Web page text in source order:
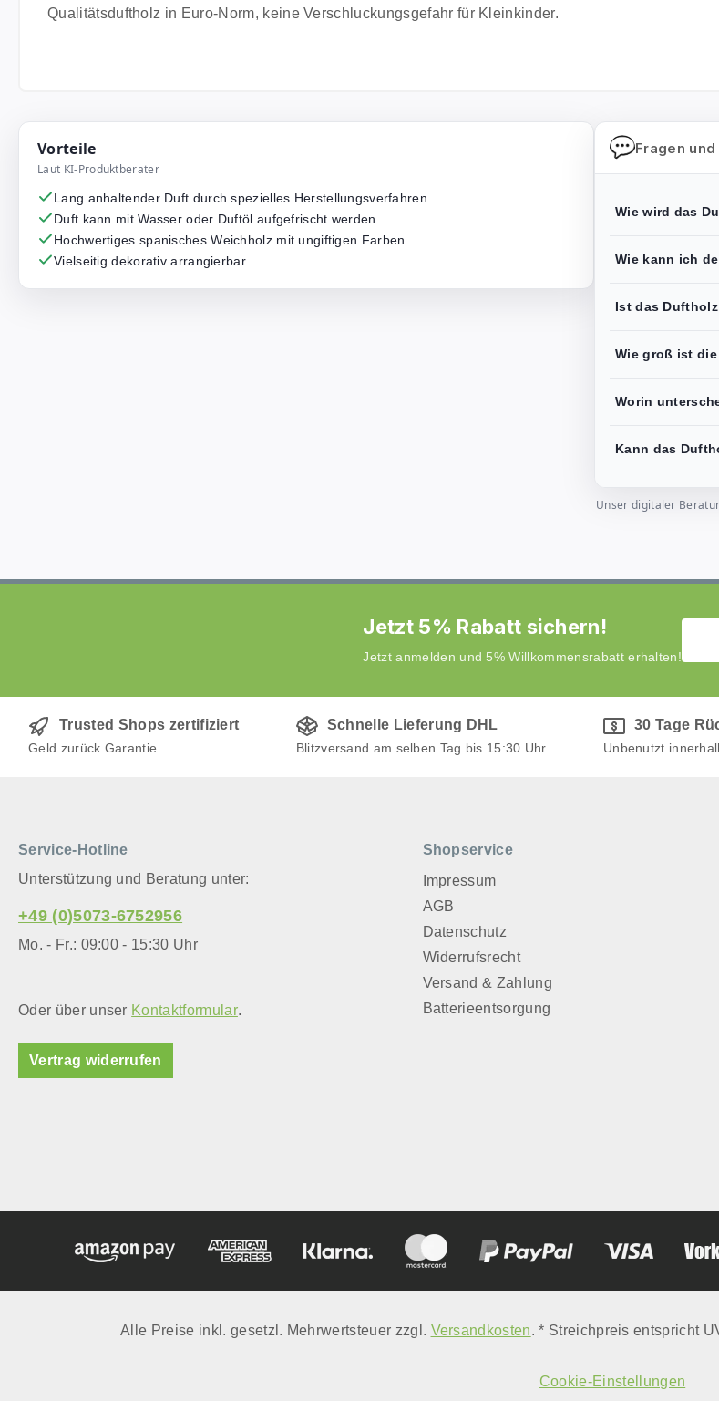
Qualitätsduftholz in Euro-Norm, keine Verschluckungsgefahr für Kleinkinder.
Vorteile
Laut KI-Produktberater
Lang anhaltender Duft durch spezielles Herstellungsverfahren.
Duft kann mit Wasser oder Duftöl aufgefrischt werden.
Hochwertiges spanisches Weichholz mit ungiftigen Farben.
Vielseitig dekorativ arrangierbar.
Fragen
Wie wird das
Wie kann ich
Ist das
Wie groß ist
Worin
Kann das
Unser digitaler
Jetzt 5% Rabatt sichern!
Jetzt anmelden und 5% Willkommensrabatt erhalten!
Trusted Shops zertifiziert
Geld zurück Garantie
Schnelle Lieferung DHL
Blitzversand am selben Tag bis 15:30 Uhr
30 Tage
Unbenutzt
Service-Hotline
Unterstützung und Beratung unter:
+49 (0)5073-6752956
Mo. - Fr.: 09:00 - 15:30 Uhr
Oder über unser Kontaktformular.
Vertrag widerrufen
Shopservice
Impressum
AGB
Datenschutz
Widerrufsrecht
Versand & Zahlung
Batterieentsorgung
Alle Preise inkl. gesetzl. Mehrwertsteuer zzgl. Versandkosten. * Streichpreis entspricht
Cookie-Einstellungen